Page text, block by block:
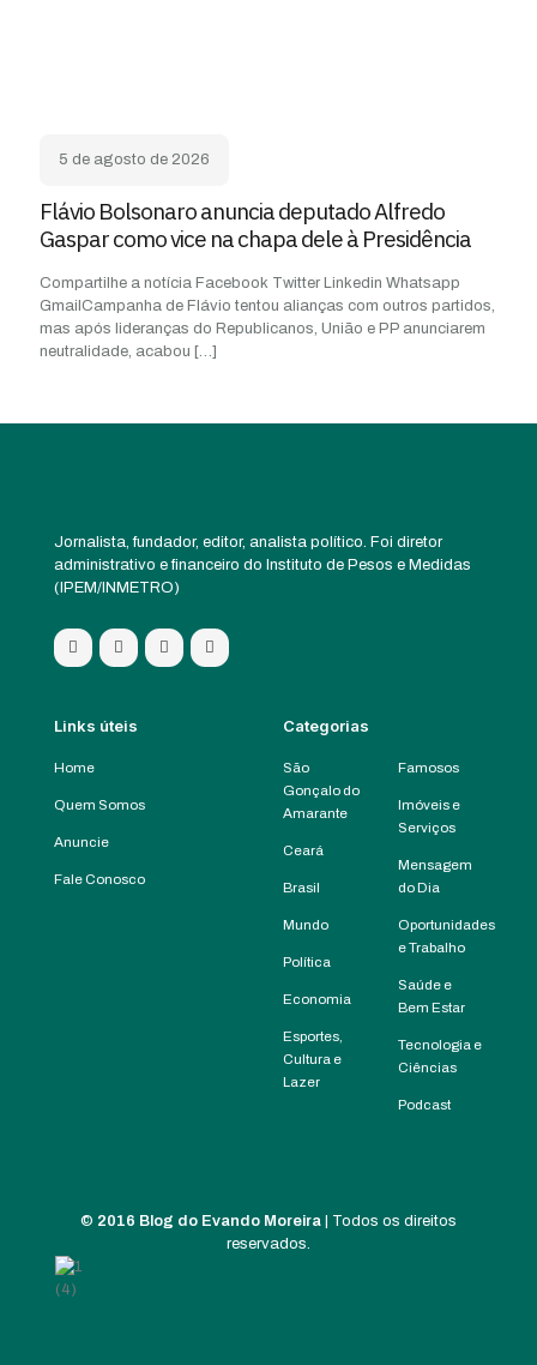
5 de agosto de 2026
Flávio Bolsonaro anuncia deputado Alfredo
Gaspar como vice na chapa dele à Presidência
Compartilhe a notícia Facebook Twitter Linkedin Whatsapp
GmailCampanha de Flávio tentou alianças com outros partidos,
mas após lideranças do Republicanos, União e PP anunciarem
neutralidade, acabou […]
Jornalista, fundador, editor, analista político. Foi diretor
administrativo e financeiro do Instituto de Pesos e Medidas
(IPEM/INMETRO)
Links úteis
Home
Quem Somos
Anuncie
Fale Conosco
Categorias
São
Gonçalo do
Amarante
Ceará
Brasil
Mundo
Política
Economia
Esportes,
Cultura e
Lazer
Famosos
Imóveis e
Serviços
Mensagem
do Dia
Oportunidades
e Trabalho
Saúde e
Bem Estar
Tecnologia e
Ciências
Podcast
© 2016 Blog do Evando Moreira | Todos os direitos
reservados.